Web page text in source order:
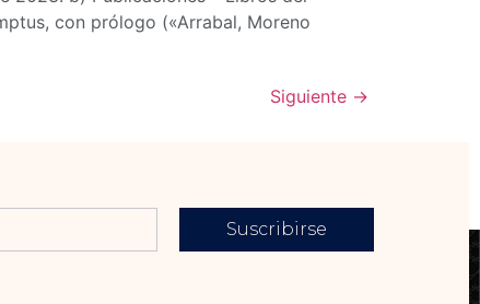
con prólogo («Arrabal, Moreno
Siguiente →
Suscribirse
Contacto Enlaces